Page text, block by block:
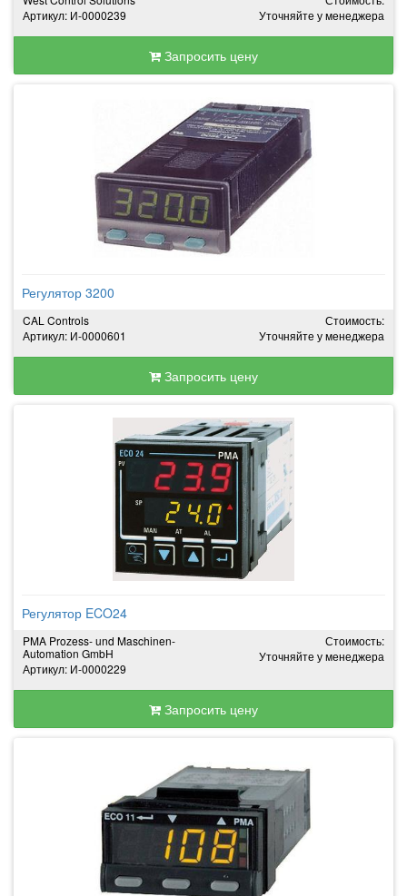
Артикул: И-0000239
Уточняйте у менеджера
Запросить цену
Регулятор 3200
CAL Controls
Артикул: И-0000601
Стоимость:
Уточняйте у менеджера
Запросить цену
Регулятор ECO24
PMA Prozess- und Maschinen-
Automation GmbH
Артикул: И-0000229
Стоимость:
Уточняйте у менеджера
Запросить цену